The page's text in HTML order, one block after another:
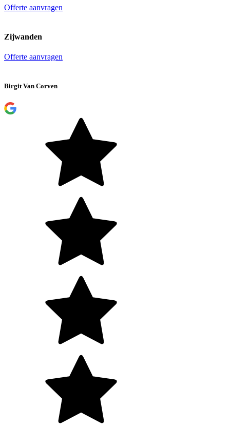
Offerte aanvragen
Zijwanden
Offerte aanvragen
Birgit Van Corven